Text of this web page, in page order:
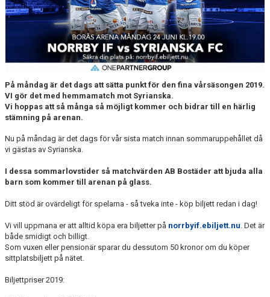
DOKUMENT
TABELL ETTAN SÖDRA 2025
På måndag är det dags att sätta punkt för den fina vårsäsongen 2019.
VI gör det med hemmamatch mot Syrianska.
Vi hoppas att så många så möjligt kommer och bidrar till en härlig
stämning på arenan.
Nu på måndag är det dags för vår sista match innan sommaruppehållet då
vi gästas av Syrianska.
I dessa sommarlovstider så matchvärden AB Bostäder att bjuda alla
barn som kommer till arenan på glass.
Ditt stöd är ovärdeligt för spelarna - så tveka inte - köp biljett redan i dag!
Vi vill uppmana er att alltid köpa era biljetter på norrbyif.ebiljett.nu . Det är
både smidigt och billigt.
Som vuxen eller pensionär sparar du dessutom 50 kronor om du köper
sittplatsbiljett på nätet.
Biljettpriser 2019: